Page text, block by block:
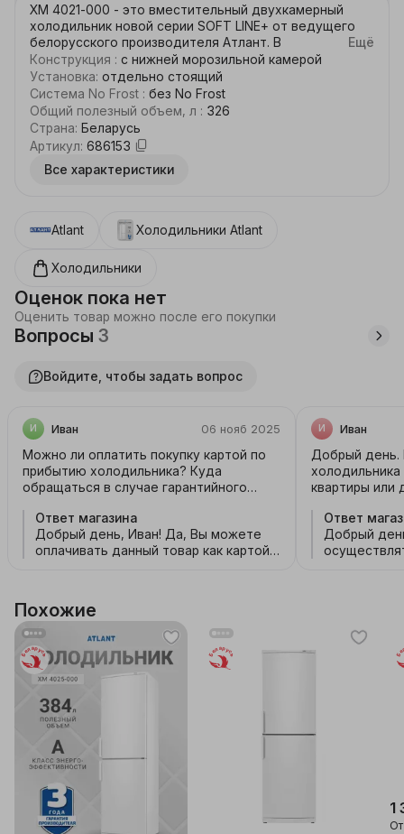
ХМ 4021-000 - это вместительный двухкамерный
холодильник новой серии SOFT LINE+ от ведущего
белорусского производителя Атлант. В
холодильниках данной серии переработан дизайн
дверных ручек, в результате чего холодильник
выглядит более стильно и эргономично.Большого
общего объема холодильника 345 л достаточно для
размещения различных продуктов. Полки в
холодильной камере выполнены из ударопрочного
закаленного стекла с пластиковым обрамлением по
краям, что предотвращает нежелательные протечки
боковыми ручками, которые облегчают их
транспортировку при загрузке
холодильников данной серии является также
обеспечивает стабильную работу при перепадах
напряжения от 170 до 255 В.
Ещё
Конструкция : с нижней морозильной камерой
Установка: отдельно стоящий
Система No Frost : без No Frost
Общий полезный объем, л : 326
Страна: Беларусь
Артикул: 686153
Все характеристики
Atlant Холодильники Atlant
Холодильники
Оценок пока нет
Оценить товар можно после его покупки
Вопросы 3
Войдите, чтобы задать вопрос
И Иван 06 нояб 2025
Можно ли оплатить покупку картой по
прибытию холодильника? Куда
обращаться в случае гарантийного
Ответ магазина
Добрый день, Иван! Да, Вы можете
оплачивать данный товар как картой,
обратной связи через кнопку
"Связаться с нами" в самом низу
сайта.
И Иван
Добрый день.
квартиры или
Ответ
Добрый
Похожие
Беларусь Беларусь
1